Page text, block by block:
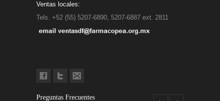
Ventas locales:
Tels. +52 (55) 5207-6890, 5207-6887 ext. 2811
Preguntas Frecuentes